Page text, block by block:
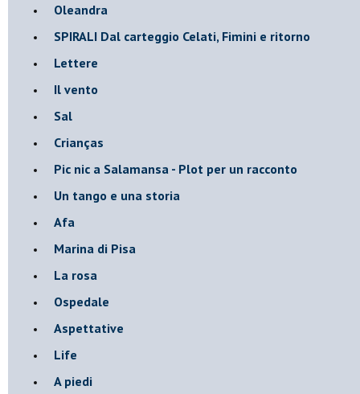
Oleandra
SPIRALI Dal carteggio Celati, Fimini e ritorno
Lettere
Il vento
Sal
Crianças
Pic nic a Salamansa - Plot per un racconto
Un tango e una storia
Afa
Marina di Pisa
La rosa
Ospedale
Aspettative
Life
A piedi